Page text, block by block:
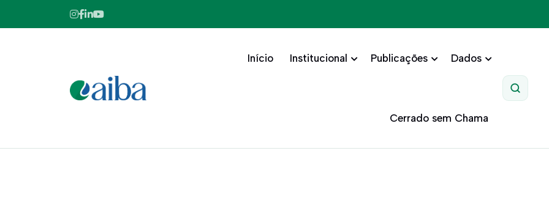
Início Institucional Publicações Dados
Cerrado sem Chama